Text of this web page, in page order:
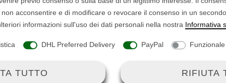
16 A per contatto - < 50 V
ad anello M6
acconsentire e di modificare o revocare il consenso in un
informazioni sull'uso dei dati personali nella nostra Informativa
DHL Preferred Delivery PayPal Funzionale
TUTTO RIFIUTA